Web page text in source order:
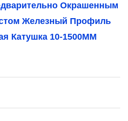
Окрашенным
Железный Профиль
Катушка 10-1500MM